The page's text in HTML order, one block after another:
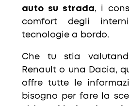
auto su strada, i
comfort degli
tecnologie a bordo.
Che tu stia
Renault o una Dacia,
offre tutte le
bisogno per fare la